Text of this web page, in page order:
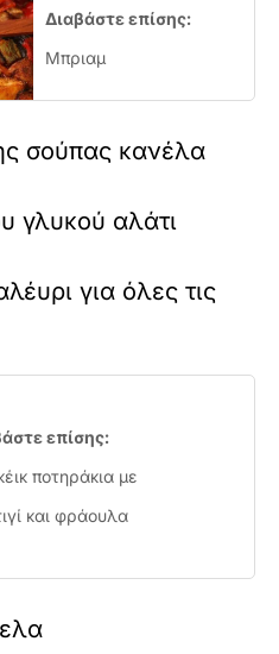
Διαβάστε επίσης:
Μπριαμ
σούπας κανέλα
γλυκού αλάτι
για όλες τις
επίσης:
ποτηράκια με
και φράουλα